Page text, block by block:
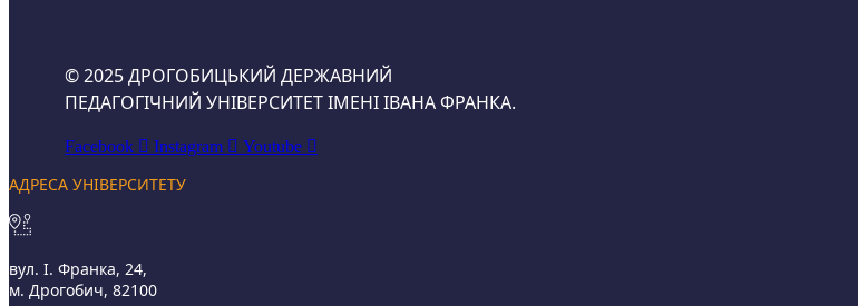
© 2025 ДРОГОБИЦЬКИЙ ДЕРЖАВНИЙ
ПЕДАГОГІЧНИЙ УНІВЕРСИТЕТ ІМЕНІ ІВАНА ФРАНКА.
Facebook Instagram Youtube
АДРЕСА УНІВЕРСИТЕТУ
вул. І. Франка, 24,
м. Дрогобич, 82100